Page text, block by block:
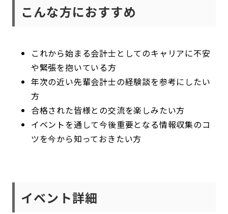
こんな方におすすめ
これから始まる会計士としてのキャリアに不安
や緊張を抱いている方
年次の近い先輩会計士の経験談を参考にしたい
方
合格された皆様との交流を楽しみたい方
イベントを通して今後重要となる情報収集のコ
ツを今から知っておきたい方
イベント詳細